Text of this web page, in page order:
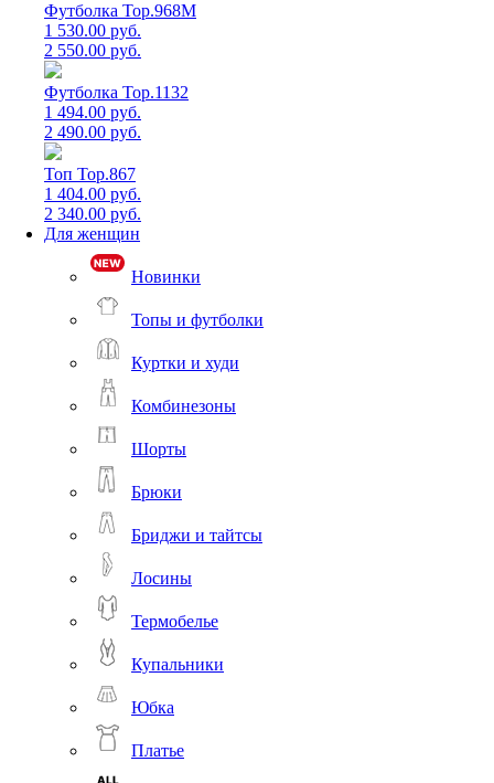
Футболка Top.968M
1 530.00 руб.
2 550.00 руб.
Футболка Top.1132
1 494.00 руб.
2 490.00 руб.
Топ Top.867
1 404.00 руб.
2 340.00 руб.
Для женщин
Новинки
Топы и футболки
Куртки и худи
Комбинезоны
Шорты
Брюки
Бриджи и тайтсы
Лосины
Термобелье
Купальники
Юбка
Платье